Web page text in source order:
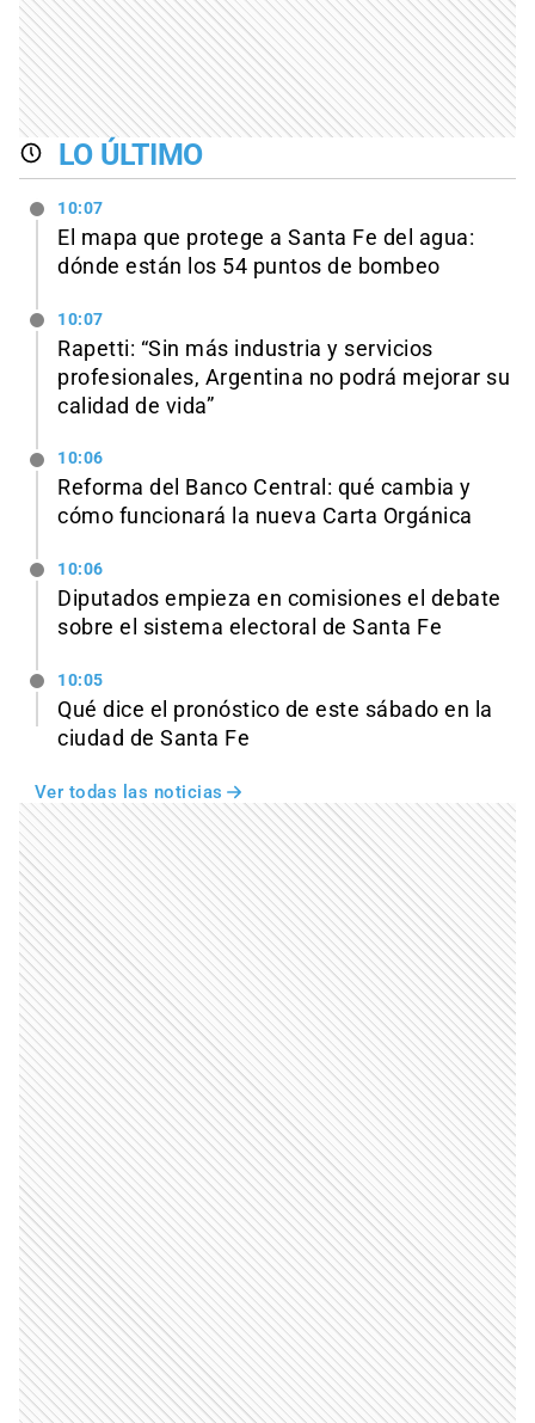
LO ÚLTIMO
10:07
El mapa que protege a Santa Fe del agua:
dónde están los 54 puntos de bombeo
10:07
Rapetti: “Sin más industria y servicios
profesionales, Argentina no podrá mejorar su
calidad de vida”
10:06
Reforma del Banco Central: qué cambia y
cómo funcionará la nueva Carta Orgánica
10:06
Diputados empieza en comisiones el debate
sobre el sistema electoral de Santa Fe
10:05
Qué dice el pronóstico de este sábado en la
ciudad de Santa Fe
Ver todas las noticias